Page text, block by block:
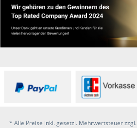
* Alle Preise inkl. gesetzl. Mehrwertsteuer zzgl.